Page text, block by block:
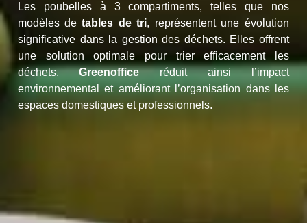
Les poubelles à 3 compartiments, telles que nos
modèles de tables de tri, représentent une évolution
significative dans la gestion des déchets. Elles offrent
une solution optimale pour trier efficacement les
déchets,Greenoffice
réduit ainsi l’impact
environnemental et améliorant l’organisation dans les
espaces domestiques et professionnels.